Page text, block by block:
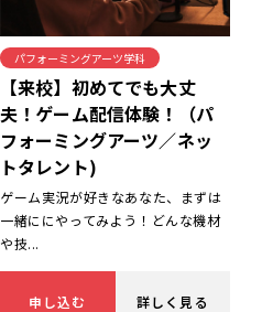
パフォーミングアーツ学科
【来校】初めてでも大丈
夫！ゲーム配信体験！（パ
フォーミングアーツ／ネッ
トタレント)
ゲーム実況が好きなあなた、まずは
一緒ににやってみよう！どんな機材
や技...
申し込む 詳しく見る